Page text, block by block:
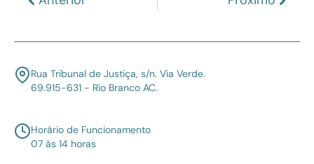
Rua Tribunal de Justiça, s/n. Via Verde.
69.915-631 - Rio Branco AC.
Horário de Funcionamento
07 às 14 horas